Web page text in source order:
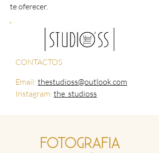
te oferecer.
CONTACTOS
Email: thestudioss@outlook.com
Instagram: the_studioss
FOTOGRAFIA